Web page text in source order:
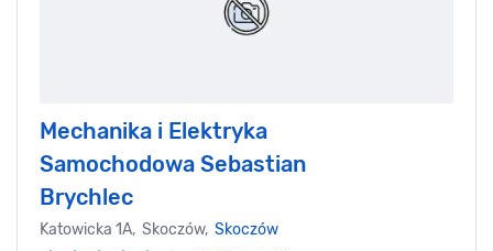
Mechanika i Elektryka
Samochodowa Sebastian
Brychlec
Katowicka 1A, Skoczów, Skoczów